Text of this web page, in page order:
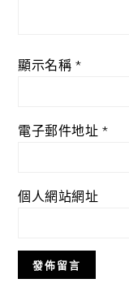
顯示名稱 *
電子郵件地址 *
個人網站網址